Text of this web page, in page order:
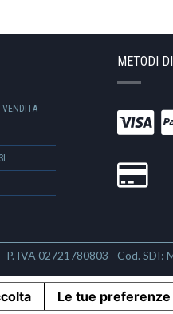
METODI
- P. IVA 02721780803 - Cod. SDI:
Le tue